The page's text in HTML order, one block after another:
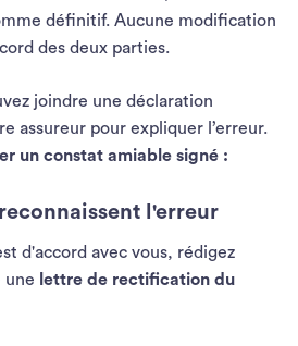
définitif. Aucune modification
des deux parties.
joindre une déclaration
assureur pour expliquer l’erreur.
un constat amiable signé :
l'erreur
d'accord avec vous, rédigez
une lettre de rectification du